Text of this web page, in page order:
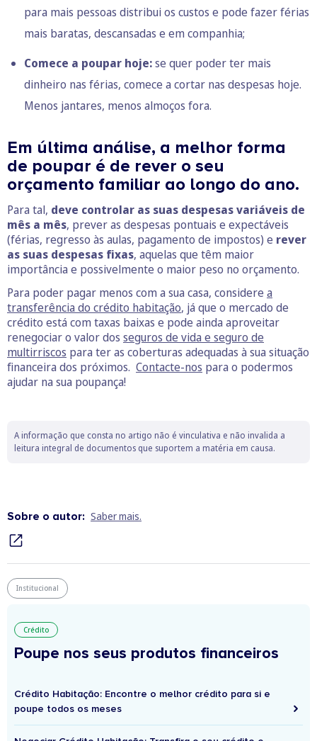
para mais pessoas distribui os custos e pode fazer férias
mais baratas, descansadas e em companhia;
Comece a poupar hoje:se quer poder ter mais
dinheiro nas férias, comece a cortar nas despesas hoje.
Menos jantares, menos almoços fora.
Em última análise, a melhor forma
de poupar é de rever o seu
orçamento familiar ao longo do ano.
Para tal, deve controlar as suas despesas variáveis de
mês a mês, prever as despesas pontuais e expectáveis
(férias, regresso às aulas, pagamento de impostos) e rever
as suas despesas fixas, aquelas que têm maior
importância e possivelmente o maior peso no orçamento.
Para poder pagar menos com a sua casa, considere a
transferência do crédito habitação, já que o mercado de
crédito está com taxas baixas e pode ainda aproveitar
renegociar o valor dos seguros de vida e seguro de
multirriscos para ter as coberturas adequadas à sua situação
financeira dos próximos. Contacte-nos para o podermos
ajudar na sua poupança!
A informação que consta no artigo não é vinculativa e não invalida a
leitura integral de documentos que suportem a matéria em causa.
Sobre o autor: Saber mais.
Institucional
Crédito
Poupe nos seus produtos financeiros
Crédito Habitação: Encontre o melhor crédito para si e
poupe todos os meses